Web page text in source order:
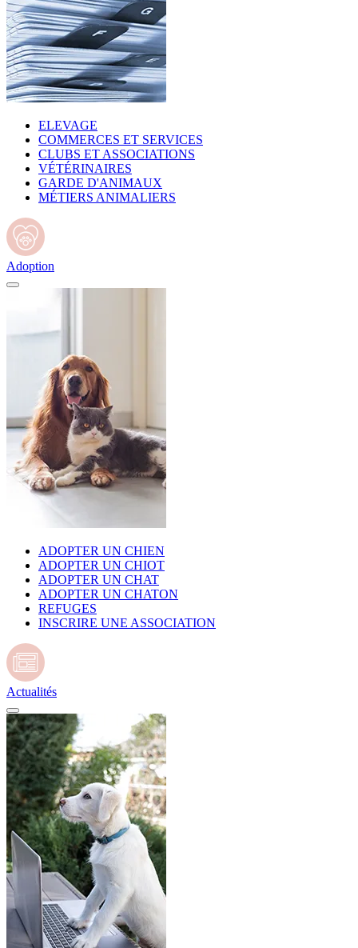
ELEVAGE
COMMERCES ET SERVICES
CLUBS ET ASSOCIATIONS
VÉTÉRINAIRES
GARDE D'ANIMAUX
MÉTIERS ANIMALIERS
Adoption
ADOPTER UN CHIEN
ADOPTER UN CHIOT
ADOPTER UN CHAT
ADOPTER UN CHATON
REFUGES
INSCRIRE UNE ASSOCIATION
Actualités